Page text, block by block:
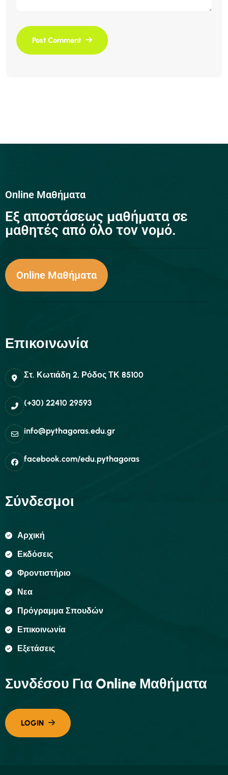
Online Μαθήματα
Eξ αποστάσεως μαθήματα σε
μαθητές από όλο τον νομό.
Online Μαθήματα
Επικοινωνία
Στ. Κωτιάδη 2, Ρόδος ΤΚ 85100
(+30) 22410 29593
info@pythagoras.edu.gr
facebook.com/edu.pythagoras
Σύνδεσμοι
Αρχική
Εκδόσεις
Φροντιστήριο
Νεα
Πρόγραμμα Σπουδών
Επικοινωνία
Εξετάσεις
Συνδέσου Για Online Μαθήματα